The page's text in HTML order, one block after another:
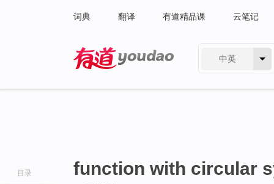
词典 翻译 有道精品课 云笔记
中英
目录 function with circular